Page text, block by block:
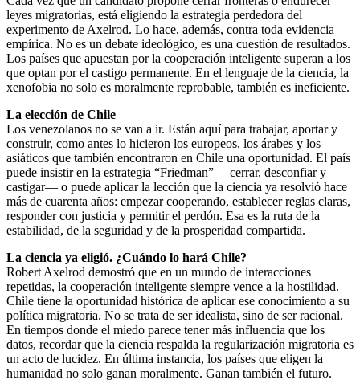
leyes migratorias, está eligiendo la estrategia perdedora del
experimento de Axelrod. Lo hace, además, contra toda evidencia
empírica. No es un debate ideológico, es una cuestión de resultados.
Los países que apuestan por la cooperación inteligente superan a los
que optan por el castigo permanente. En el lenguaje de la ciencia, la
xenofobia no solo es moralmente reprobable, también es ineficiente.
La elección de Chile
Los venezolanos no se van a ir. Están aquí para trabajar, aportar y
construir, como antes lo hicieron los europeos, los árabes y los
asiáticos que también encontraron en Chile una oportunidad. El país
puede insistir en la estrategia “Friedman” —cerrar, desconfiar y
castigar— o puede aplicar la lección que la ciencia ya resolvió hace
más de cuarenta años: empezar cooperando, establecer reglas claras,
responder con justicia y permitir el perdón. Esa es la ruta de la
estabilidad, de la seguridad y de la prosperidad compartida.
La ciencia ya eligió. ¿Cuándo lo hará Chile?
Robert Axelrod demostró que en un mundo de interacciones
repetidas, la cooperación inteligente siempre vence a la hostilidad.
Chile tiene la oportunidad histórica de aplicar ese conocimiento a su
política migratoria. No se trata de ser idealista, sino de ser racional.
En tiempos donde el miedo parece tener más influencia que los
datos, recordar que la ciencia respalda la regularización migratoria es
un acto de lucidez. En última instancia, los países que eligen la
humanidad no solo ganan moralmente. Ganan también el futuro.